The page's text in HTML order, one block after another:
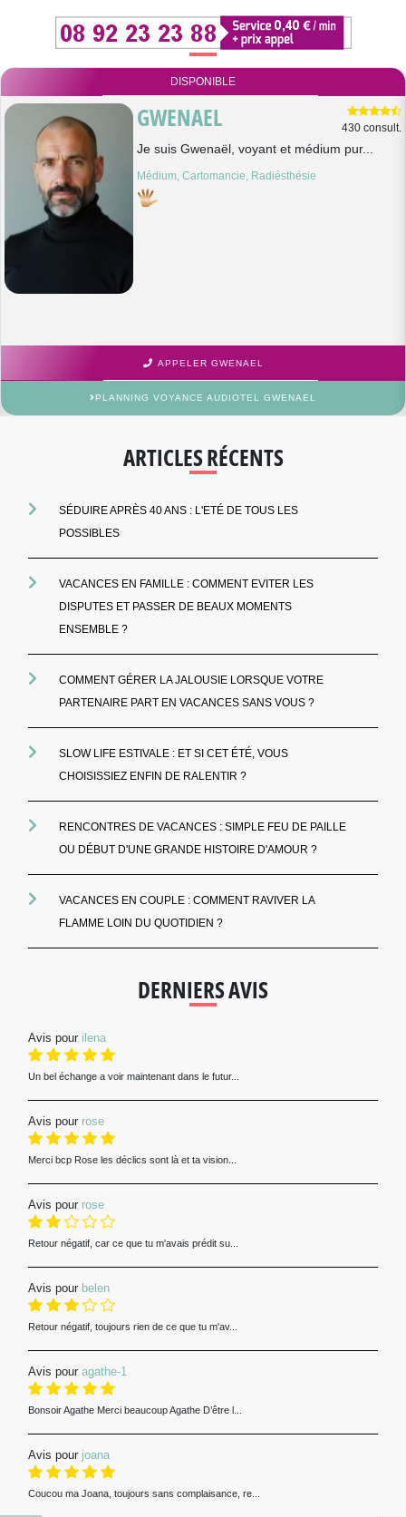
DISPONIBLE
GWENAEL 430 consult.
Je suis Gwenaël, voyant et médium pur...
Médium, Cartomancie, Radiésthésie
APPELER GWENAEL
PLANNING VOYANCE AUDIOTEL GWENAEL
ARTICLES RÉCENTS
SÉDUIRE APRÈS 40 ANS : L'ETÉ DE TOUS LES
POSSIBLES
VACANCES EN FAMILLE : COMMENT EVITER LES
DISPUTES ET PASSER DE BEAUX MOMENTS
ENSEMBLE ?
COMMENT GÉRER LA JALOUSIE LORSQUE VOTRE
PARTENAIRE PART EN VACANCES SANS VOUS ?
SLOW LIFE ESTIVALE : ET SI CET ÉTÉ, VOUS
CHOISISSIEZ ENFIN DE RALENTIR ?
RENCONTRES DE VACANCES : SIMPLE FEU DE PAILLE
OU DÉBUT D'UNE GRANDE HISTOIRE D'AMOUR ?
VACANCES EN COUPLE : COMMENT RAVIVER LA
FLAMME LOIN DU QUOTIDIEN ?
DERNIERS AVIS
Avis pour ilena
Un bel échange a voir maintenant dans le futur...
Avis pour rose
Merci bcp Rose les déclics sont là et ta vision...
Avis pour rose
Retour négatif, car ce que tu m'avais prédit su...
Avis pour belen
Retour négatif, toujours rien de ce que tu m'av...
Avis pour agathe-1
Bonsoir Agathe Merci beaucoup Agathe D’être l...
Avis pour joana
Coucou ma Joana, toujours sans complaisance, re...